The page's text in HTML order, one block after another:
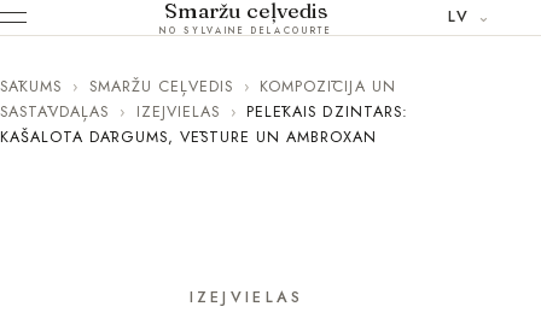
Smaržu ceļvedis
NO SYLVAINE DELACOURTE
LV
SĀKUMS › SMARŽU CEĻVEDIS › KOMPOZĪCIJA UN
SASTĀVDAĻAS
› IZEJVIELAS › PELĒKAIS DZINTARS:
KAŠALOTA DĀRGUMS, VĒSTURE UN AMBROXAN
IZEJVIELAS